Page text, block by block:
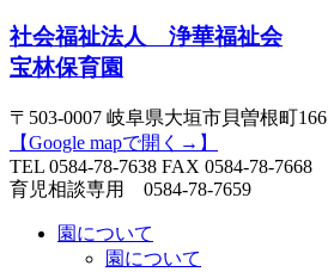
社会福祉法人 浄華福祉会
宝林保育園
〒503-0007 岐阜県大垣市貝曽根町166
【Google mapで開く→】
TEL 0584-78-7638 FAX 0584-78-7668
育児相談専用 0584-78-7659
園について
園について